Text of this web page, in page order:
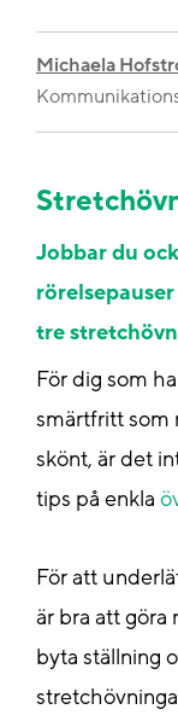
Michaela
Jobbar du
tre
För dig som
smärtfritt som
skönt, är det
tips på enkla
För att
är bra att göra
byta ställning